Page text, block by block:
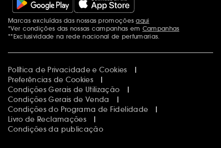
Menções adicionais
Marcas excluídas das nossas promoçõesaqui
*Ver condições das nossas campanhas em Campanhas
**Exclusividade na rede nacional de perfumarias.
Política de Privacidade e Cookies
Preferências de Cookies
Condições Gerais de Utilização
Condições Gerais de Venda
Condições do Programa de Fidelidade
Livro de Reclamações
Condições da publicação